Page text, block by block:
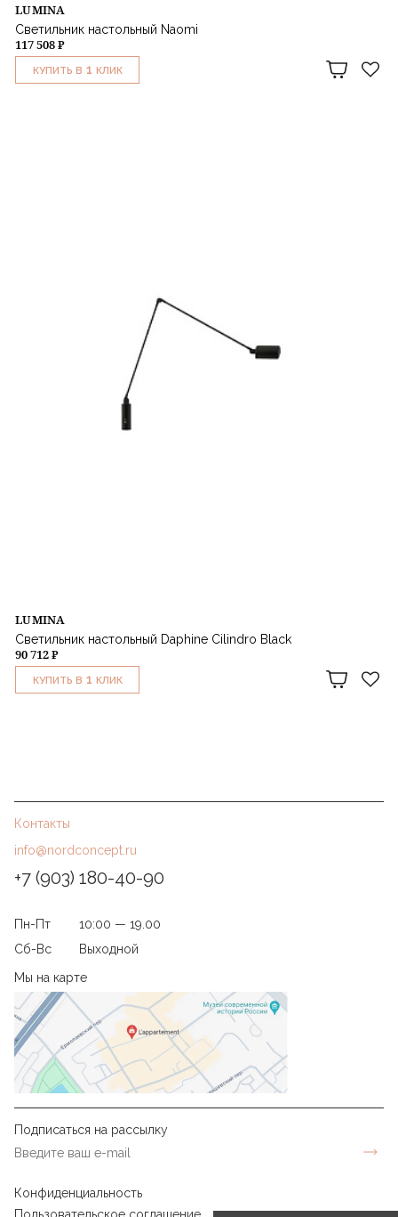
LUMINA
Светильник настольный Naomi
117 508 ₽
КУПИТЬ В 1 КЛИК
LUMINA
Светильник настольный Daphine Cilindro Black
90 712 ₽
КУПИТЬ В 1 КЛИК
Контакты
info@nordconcept.ru
+7 (903) 180-40-90
Пн-Пт
10:00 — 19.00
Сб-Вс
Выходной
Мы на карте
Подписаться на рассылку
Конфиденциальность
Пользовательское соглашение